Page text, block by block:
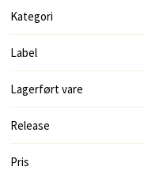
Kategori
Label
Lagerført vare
Release
Pris